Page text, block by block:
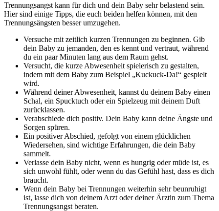
Trennungsangst kann für dich und dein Baby sehr belastend sein.
Hier sind einige Tipps, die euch beiden helfen können, mit den
Trennungsängsten besser umzugehen.
Versuche mit zeitlich kurzen Trennungen zu beginnen. Gib
dein Baby zu jemanden, den es kennt und vertraut, während
du ein paar Minuten lang aus dem Raum gehst.
Versucht, die kurze Abwesenheit spielerisch zu gestalten,
indem mit dem Baby zum Beispiel „Kuckuck-Da!“ gespielt
wird.
Während deiner Abwesenheit, kannst du deinem Baby einen
Schal, ein Spucktuch oder ein Spielzeug mit deinem Duft
zurücklassen.
Verabschiede dich positiv. Dein Baby kann deine Ängste und
Sorgen spüren.
Ein positiver Abschied, gefolgt von einem glücklichen
Wiedersehen, sind wichtige Erfahrungen, die dein Baby
sammelt.
Verlasse dein Baby nicht, wenn es hungrig oder müde ist, es
sich unwohl fühlt, oder wenn du das Gefühl hast, dass es dich
braucht.
Wenn dein Baby bei Trennungen weiterhin sehr beunruhigt
ist, lasse dich von deinem Arzt oder deiner Ärztin zum Thema
Trennungsangst beraten.